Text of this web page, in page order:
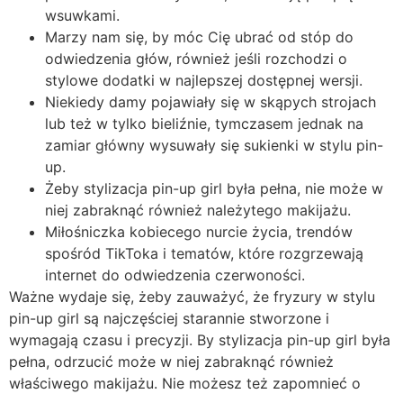
wsuwkami.
Marzy nam się, by móc Cię ubrać od stóp do
odwiedzenia głów, również jeśli rozchodzi o
stylowe dodatki w najlepszej dostępnej wersji.
Niekiedy damy pojawiały się w skąpych strojach
lub też w tylko bieliźnie, tymczasem jednak na
zamiar główny wysuwały się sukienki w stylu pin-
up.
Żeby stylizacja pin-up girl była pełna, nie może w
niej zabraknąć również należytego makijażu.
Miłośniczka kobiecego nurcie życia, trendów
spośród TikToka i tematów, które rozgrzewają
internet do odwiedzenia czerwoności.
Ważne wydaje się, żeby zauważyć, że fryzury w stylu
pin-up girl są najczęściej starannie stworzone i
wymagają czasu i precyzji. By stylizacja pin-up girl była
pełna, odrzucić może w niej zabraknąć również
właściwego makijażu. Nie możesz też zapomnieć o